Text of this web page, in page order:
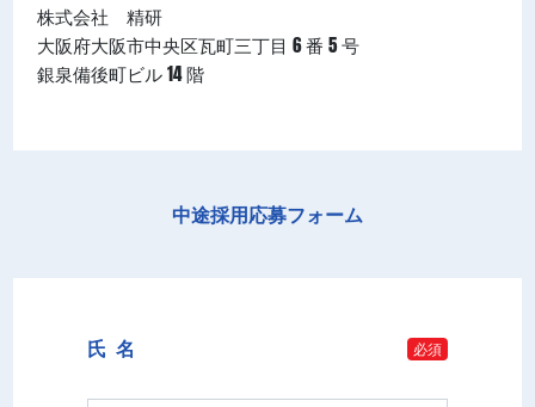
株式会社 精研
大阪府大阪市中央区瓦町三丁目 6 番 5 号
銀泉備後町ビル 14 階
中途採用応募フォーム
氏 名 必須